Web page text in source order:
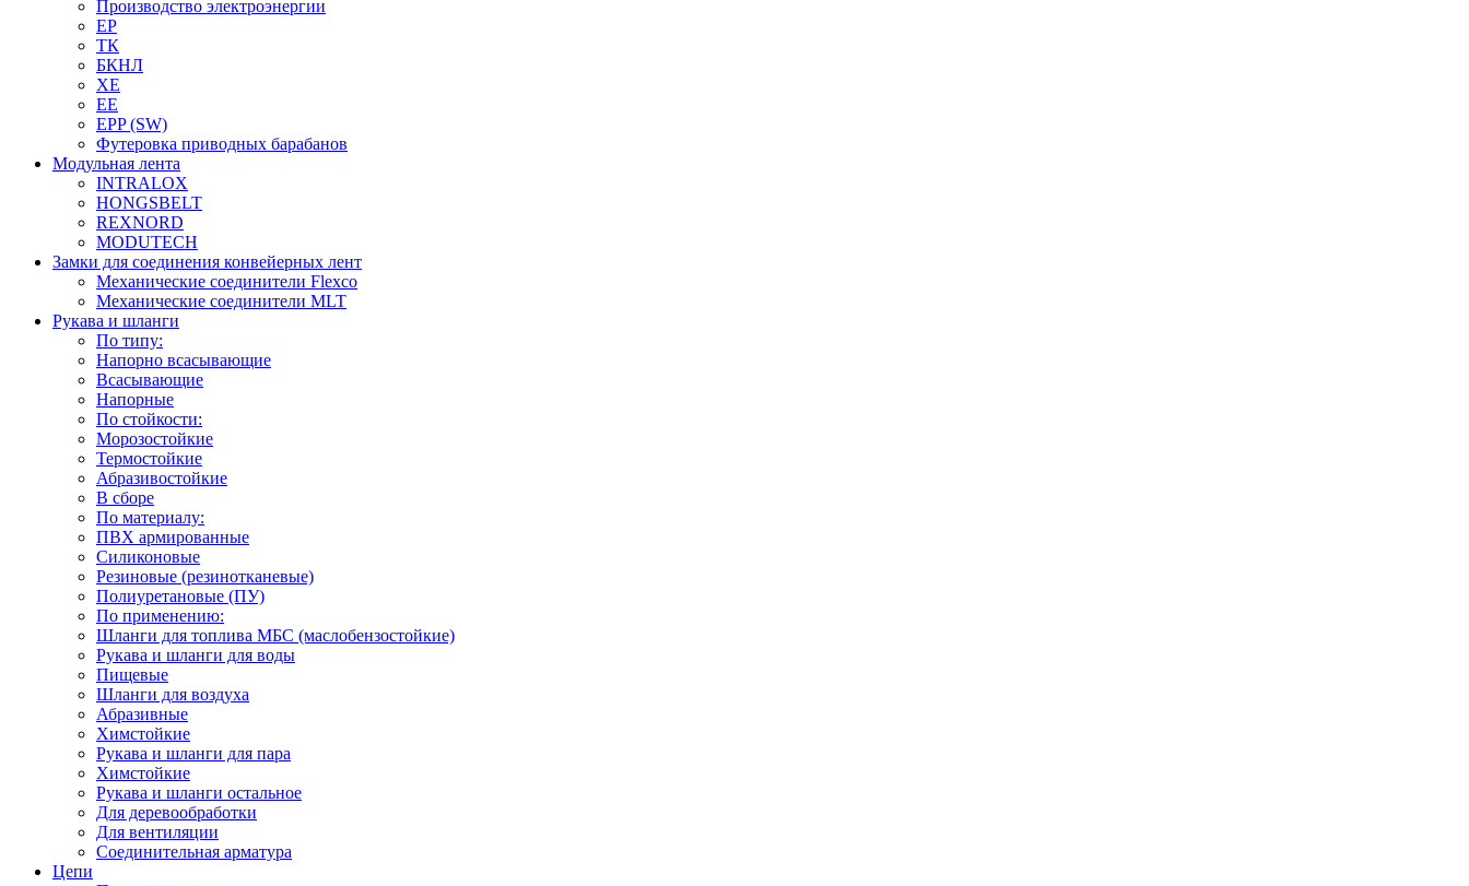
Производство электроэнергии
EP
ТК
БКНЛ
XE
EE
EPP (SW)
Футеровка приводных барабанов
Модульная лента
INTRALOX
HONGSBELT
REXNORD
MODUTECH
Замки для соединения конвейерных лент
Механические соединители Flexco
Механические соединители MLT
Рукава и шланги
По типу:
Напорно всасывающие
Всасывающие
Напорные
По стойкости:
Морозостойкие
Термостойкие
Абразивостойкие
В сборе
По материалу:
ПВХ армированные
Силиконовые
Резиновые (резинотканевые)
Полиуретановые (ПУ)
По применению:
Шланги для топлива МБС (маслобензостойкие)
Рукава и шланги для воды
Пищевые
Шланги для воздуха
Абразивные
Химстойкие
Рукава и шланги для пара
Химстойкие
Рукава и шланги остальное
Для деревообработки
Для вентиляции
Соединительная арматура
Цепи